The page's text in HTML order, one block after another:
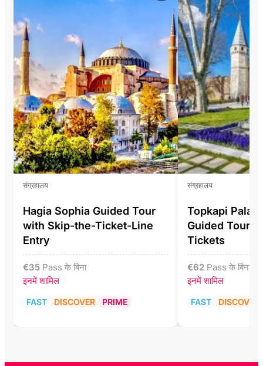
संग्रहालय
Hagia Sophia Guided Tour
with Skip-the-Ticket-Line
Entry
€35 Pass के बिना
इनमें शामिल
FAST DISCOVER PRIME
संग्रहालय
Topkapi
Guided Tour
Tickets
€62 Pass के बिना
इनमें शामिल
FAST DISCOVER